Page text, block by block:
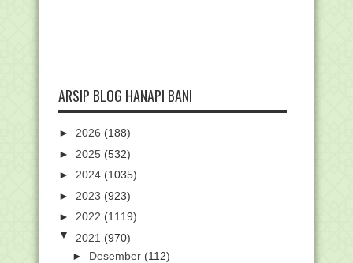
ARSIP BLOG HANAPI BANI
► 2026 (188)
► 2025 (532)
► 2024 (1035)
► 2023 (923)
► 2022 (1119)
▼ 2021 (970)
► Desember (112)